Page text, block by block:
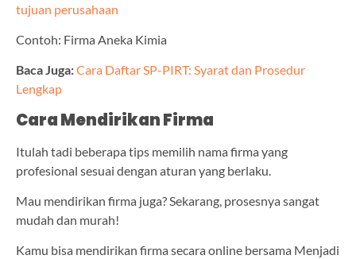
tujuan perusahaan
Contoh: Firma Aneka Kimia
Baca Juga:Cara Daftar SP-PIRT: Syarat dan Prosedur
Lengkap
Cara Mendirikan Firma
Itulah tadi beberapa tips memilih nama firma yang
profesional sesuai dengan aturan yang berlaku.
Mau mendirikan firma juga? Sekarang, prosesnya sangat
mudah dan murah!
Kamu bisa mendirikan firma secara online bersama Menjadi